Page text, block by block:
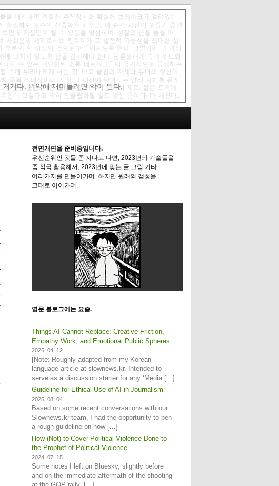
기다. 위악에 재미들리면 악이 된다.
전면개편을 준비중입니다.
우선순위인 것들 좀 지나고 나면, 2023년의 기술들을
좀 적극 활용해서, 2023년에 맞는 글 그림 기타
여러가지를 만들어가며. 하지만 원래의 갬성을
그대로 이어가며.
영문 블로그에는 요즘.
Things AI Cannot Replace: Creative Friction,
Empathy Work, and Emotional Public Spheres
2026. 04. 12.
[Note: Roughly adapted from my Korean
language article at slownews.kr. Intended to
serve as a discussion starter for any ‘Media […]
Guideline for Ethical Use of AI in Journalism
2025. 08. 04.
Based on some recent conversations with our
Slownews.kr team, I had the opportunity to pen
a rough guideline on how […]
How (Not) to Cover Political Violence Done to
the Prophet of Political Violence
2024. 07. 15.
Some notes I left on Bluesky, slightly before
and on the immediate aftermath of the shooting